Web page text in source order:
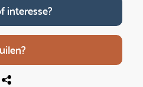
interesse?